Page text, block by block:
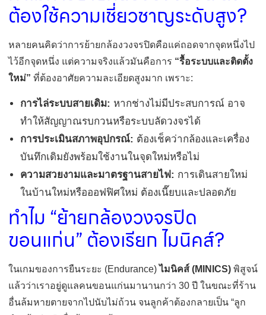
ต้องใช้ความเชี่ยวชาญระดับสูง?
หลายคนคิดว่าการย้ายกล้องวงจรปิดคือแค่ถอดจากจุดหนึ่งไป
ไว้อีกจุดหนึ่ง แต่ความจริงแล้วมันคือการ “รื้อระบบและติดตั้ง
ใหม่” ที่ต้องอาศัยความละเอียดสูงมาก เพราะ:
การไล่ระบบสายเดิม: หากช่างไม่มีประสบการณ์ อาจ
ทำให้สัญญาณรบกวนหรือระบบลัดวงจรได้
การประเมินสภาพอุปกรณ์: ต้องเช็คว่ากล้องและเครื่อง
บันทึกเดิมยังพร้อมใช้งานในจุดใหม่หรือไม่
ความสวยงามและมาตรฐานสายไฟ: การเดินสายใหม่
ในบ้านใหม่หรือออฟฟิศใหม่ ต้องเนี๊ยบและปลอดภัย
ทำไม “ย้ายกล้องวงจรปิด
ขอนแก่น” ต้องเรียก ไมนิคส์?
ในเกมของการยืนระยะ (Endurance)ไมนิคส์ (MINICS) พิสูจน์
แล้วว่าเราอยู่ดูแลคนขอนแก่นมานานกว่า 30 ปี ในขณะที่ร้าน
อื่นล้มหายตายจากไปนับไม่ถ้วน จนลูกค้าต้องกลายเป็น “ลูก